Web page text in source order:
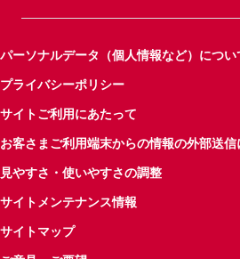
パーソナルデータ（個人情報など）につい
プライバシーポリシー
サイトご利用にあたって
お客さまご利用端末からの情報の外部送信
見やすさ・使いやすさの調整
サイトメンテナンス情報
サイトマップ